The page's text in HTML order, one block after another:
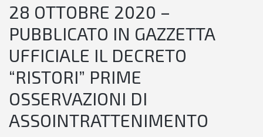
28 OTTOBRE 2020 –
PUBBLICATO IN GAZZETTA
UFFICIALE IL DECRETO
“RISTORI” PRIME
OSSERVAZIONI DI
ASSOINTRATTENIMENTO